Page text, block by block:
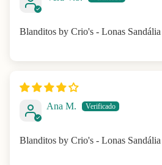
Blanditos by Crio's - Lonas
Ana M.
Blanditos by Crio's - Lonas